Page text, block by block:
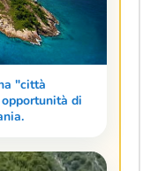
"città
di